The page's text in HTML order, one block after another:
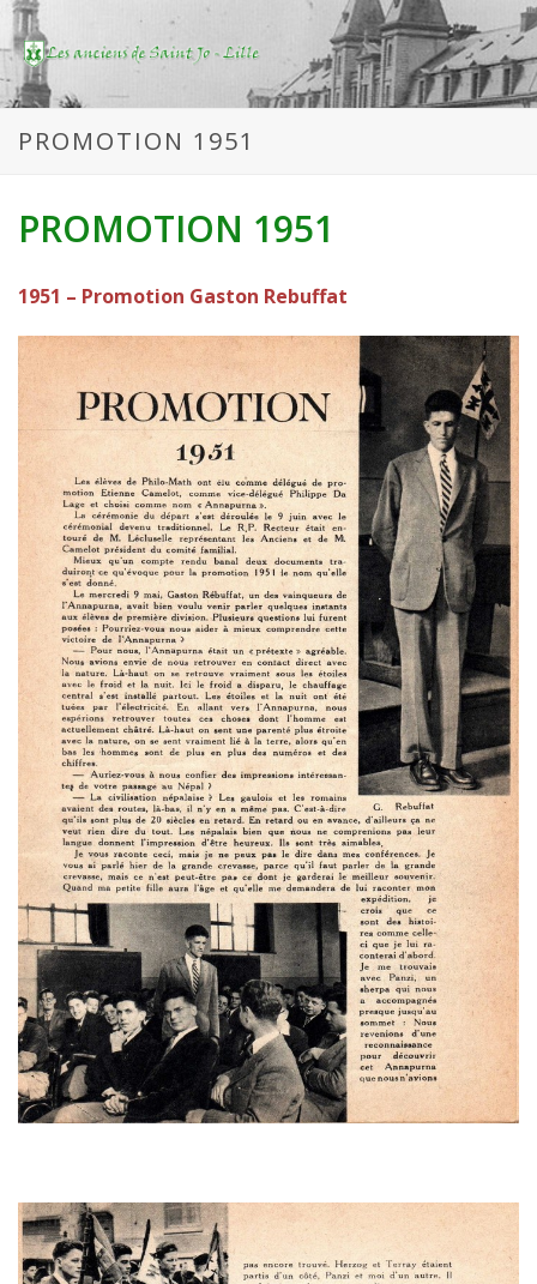
PROMOTION 1951
PROMOTION 1951
1951 – Promotion Gaston Rebuffat